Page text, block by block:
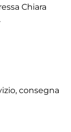
Chiara
consegna